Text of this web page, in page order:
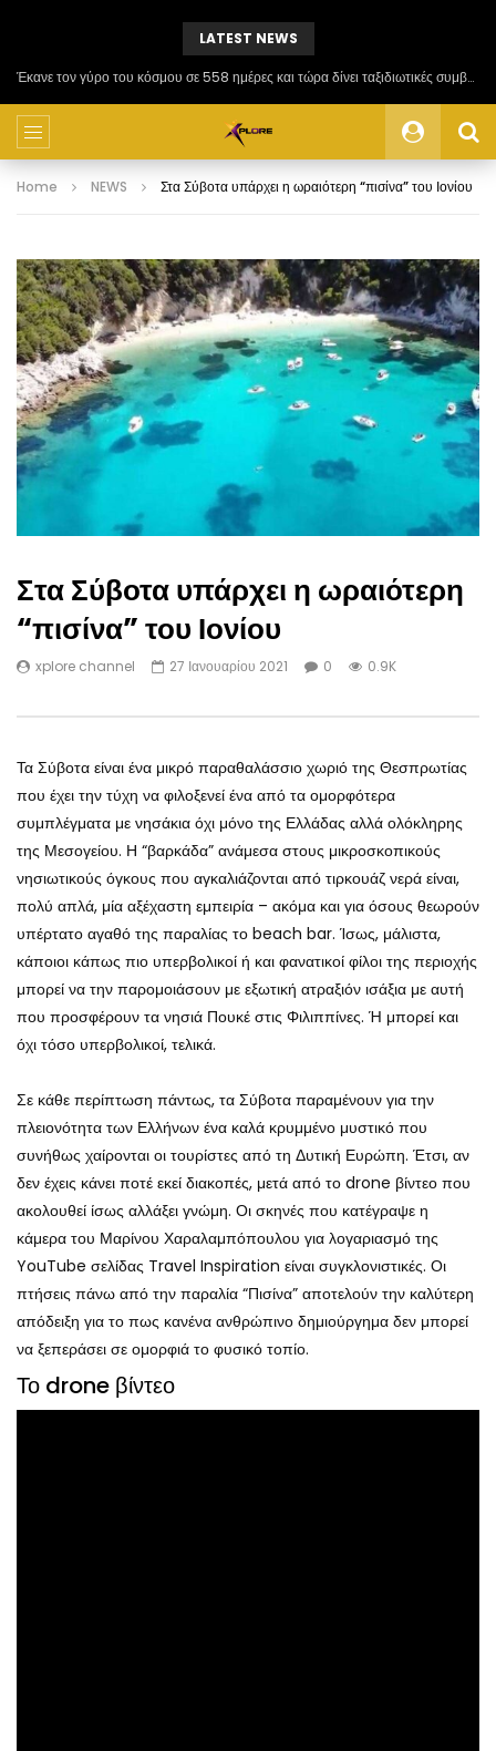
LATEST NEWS
Έκανε τον γύρο του κόσμου σε 558 ημέρες και τώρα δίνει ταξιδιωτικές συμβουλές
Home NEWS Στα Σύβοτα υπάρχει η ωραιότερη “πισίνα” του Ιονίου
Στα Σύβοτα υπάρχει η ωραιότερη
“πισίνα” του Ιονίου
xplore channel 27 Ιανουαρίου 2021 0 0.9K
Τα Σύβοτα είναι ένα μικρό παραθαλάσσιο χωριό της Θεσπρωτίας
που έχει την τύχη να φιλοξενεί ένα από τα ομορφότερα
συμπλέγματα με νησάκια όχι μόνο της Ελλάδας αλλά ολόκληρης
της Μεσογείου. Η “βαρκάδα” ανάμεσα στους μικροσκοπικούς
νησιωτικούς όγκους που αγκαλιάζονται από τιρκουάζ νερά είναι,
πολύ απλά, μία αξέχαστη εμπειρία – ακόμα και για όσους θεωρούν
υπέρτατο αγαθό της παραλίας το beach bar. Ίσως, μάλιστα,
κάποιοι κάπως πιο υπερβολικοί ή και φανατικοί φίλοι της περιοχής
μπορεί να την παρομοιάσουν με εξωτική ατραξιόν ισάξια με αυτή
που προσφέρουν τα νησιά Πουκέ στις Φιλιππίνες. Ή μπορεί και
όχι τόσο υπερβολικοί, τελικά.
Σε κάθε περίπτωση πάντως, τα Σύβοτα παραμένουν για την
πλειονότητα των Ελλήνων ένα καλά κρυμμένο μυστικό που
συνήθως χαίρονται οι τουρίστες από τη Δυτική Ευρώπη. Έτσι, αν
δεν έχεις κάνει ποτέ εκεί διακοπές, μετά από το drone βίντεο που
ακολουθεί ίσως αλλάξει γνώμη. Οι σκηνές που κατέγραψε η
κάμερα του Μαρίνου Χαραλαμπόπουλου για λογαριασμό της
YouTube σελίδας Travel Inspiration είναι συγκλονιστικές. Οι
πτήσεις πάνω από την παραλία “Πισίνα” αποτελούν την καλύτερη
απόδειξη για το πως κανένα ανθρώπινο δημιούργημα δεν μπορεί
να ξεπεράσει σε ομορφιά το φυσικό τοπίο.
Το drone βίντεο